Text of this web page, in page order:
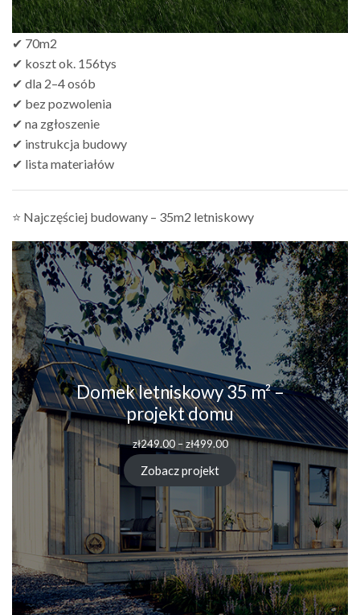
✔ 70m2
✔ koszt ok. 156tys
✔ dla 2–4 osób
✔ bez pozwolenia
✔ na zgłoszenie
✔ instrukcja budowy
✔ lista materiałów
⭐ Najczęściej budowany – 35m2 letniskowy
Domek letniskowy 35 m² –
projekt domu
zł249.00 – zł499.00Zakres
zł249.00
zł499.00
Zobacz projekt